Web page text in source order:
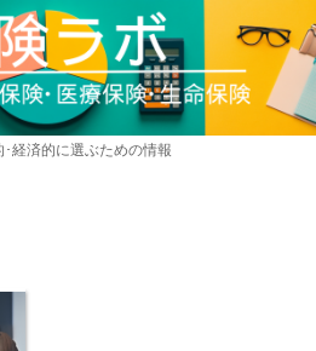
経済的に選ぶための情報